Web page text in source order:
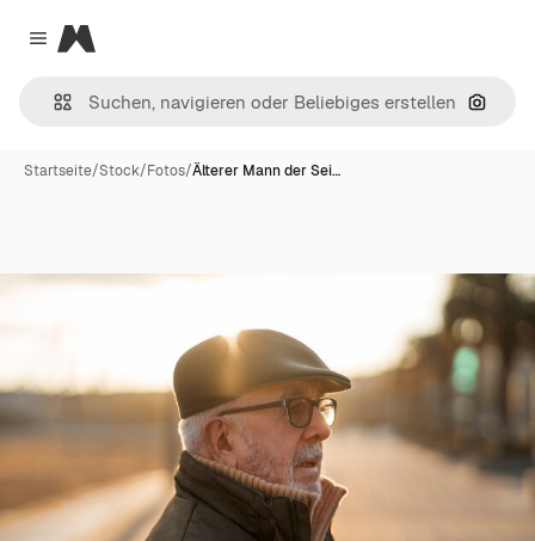
Close menu
Magnific
Nach
Startseite/Stock/Fotos/Älterer Mann der Sei…